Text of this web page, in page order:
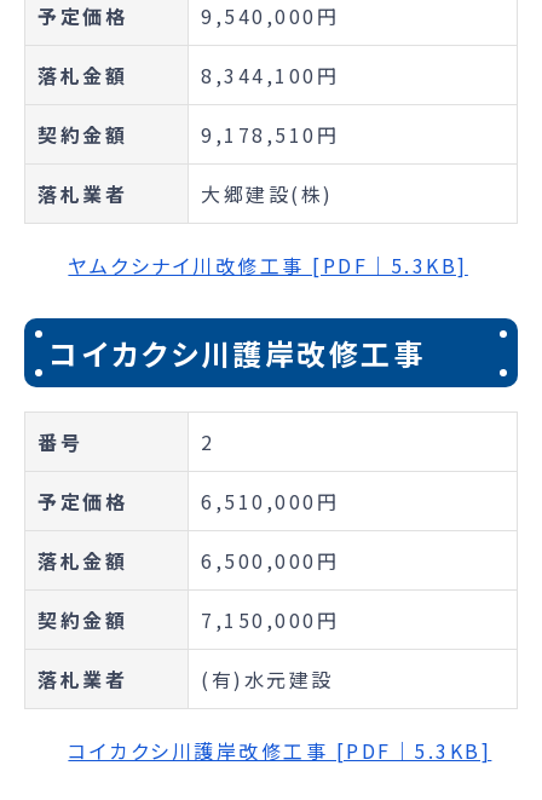
予定価格 9,540,000円
落札金額 8,344,100円
契約金額 9,178,510円
落札業者 大郷建設(株)
ヤムクシナイ川改修工事 [PDF｜5.3KB]
コイカクシ川護岸改修工事
番号 2
予定価格 6,510,000円
落札金額 6,500,000円
契約金額 7,150,000円
落札業者 (有)水元建設
コイカクシ川護岸改修工事 [PDF｜5.3KB]